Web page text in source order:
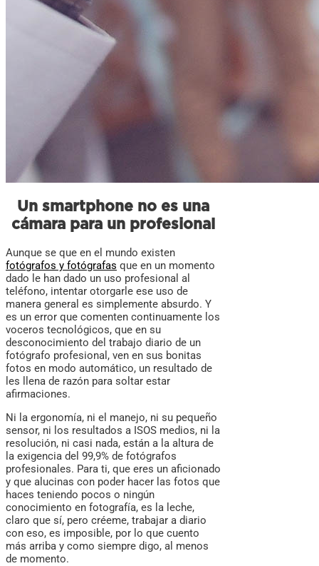
Un smartphone no es una
cámara para un profesional
Aunque se que en el mundo existen
fotógrafos y fotógrafas que en un momento
dado le han dado un uso profesional al
teléfono, intentar otorgarle ese uso de
manera general es simplemente absurdo. Y
es un error que comenten continuamente los
voceros tecnológicos, que en su
desconocimiento del trabajo diario de un
fotógrafo profesional, ven en sus bonitas
fotos en modo automático, un resultado de
les llena de razón para soltar estar
afirmaciones.
Ni la ergonomía, ni el manejo, ni su pequeño
sensor, ni los resultados a ISOS medios, ni la
resolución, ni casi nada, están a la altura de
la exigencia del 99,9% de fotógrafos
profesionales. Para ti, que eres un aficionado
y que alucinas con poder hacer las fotos que
haces teniendo pocos o ningún
conocimiento en fotografía, es la leche,
claro que sí, pero créeme, trabajar a diario
con eso, es imposible, por lo que cuento
más arriba y como siempre digo, al menos
de momento.